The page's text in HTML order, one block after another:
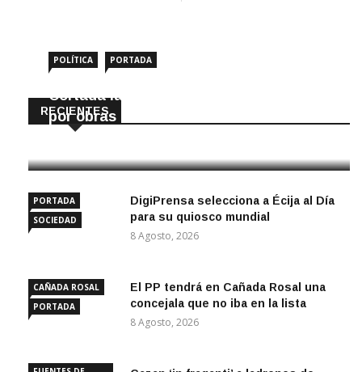
RECIENTES
POLÍTICA PORTADA
Cortada la SE-9105 hacia La Montiela
por obras hasta final de año
PORTADA
SOCIEDAD
DigiPrensa selecciona a Écija al Día
para su quiosco mundial
8 Agosto, 2026
CAÑADA ROSAL
PORTADA
El PP tendrá en Cañada Rosal una
concejala que no iba en la lista
8 Agosto, 2026